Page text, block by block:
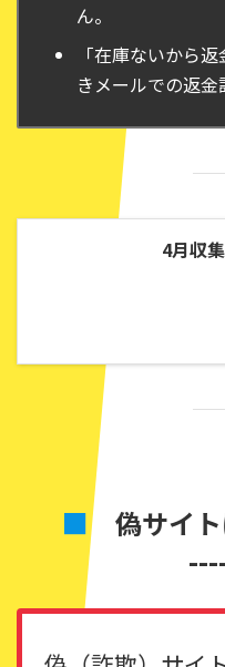
ん。
「在庫ないから
きメールでの返金
4月収
■偽サイト